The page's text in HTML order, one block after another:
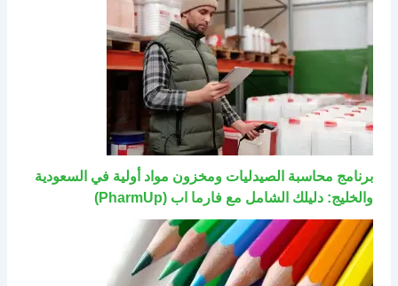
برنامج محاسبة الصيدليات ومخزون مواد أولية في السعودية
والخليج: دليلك الشامل مع فارما اب (PharmUp)